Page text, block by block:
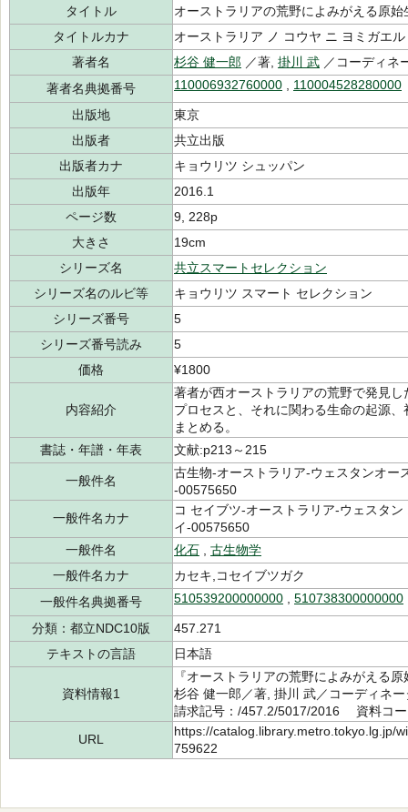
タイトル
オーストラリアの荒野によみがえる原始
タイトルカナ
オーストラリア ノ コウヤ ニ ヨミガエ
著者名
杉谷 健一郎 ／著, 掛川 武 ／コーディネ
著者名典拠番号
110006932760000 110004528280000
出版地
東京
出版者
共立出版
出版者カナ
キョウリツ シュッパン
出版年
2016.1
ページ数
9, 228p
大きさ
19cm
シリーズ名
共立スマートセレクション
シリーズ名のルビ等
キョウリツ スマート セレクション
シリーズ番号
5
シリーズ番号読み
5
価格
¥1800
内容紹介
著者が西オーストラリアの荒野で発見
プロセスと、それに関わる生命の起源
まとめる。
書誌・年譜・年表
文献:p213～215
一般件名
古生物-オーストラリア-ウェスタンオ
-00575650
一般件名カナ
コ セイブツ-オーストラリア-ウェスタ
イ-00575650
一般件名
化石
古生物学
一般件名カナ
カセキ,コセイブツガク
一般件名典拠番号
510539200000000 510738300000000
分類：都立NDC10版
457.271
テキストの言語
日本語
資料情報1
『オーストラリアの荒野によみがえ
杉谷 健一郎／著, 掛川 武／コーディ
請求記号：/457.2/5017/2016 資料コ
URL
https://catalog.library.metro.tokyo.lg.jp/
759622